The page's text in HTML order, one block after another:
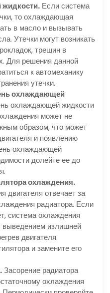
Если система
то охлаждающая
в масло и вызывать
Утечки могут возникать
трещин в
Для решения данной
к автомеханику
утечки.
охлаждающей
охлаждающей жидкости
может не
образом, что может
и появлению
охлаждающей
долейте ее до
охлаждения.
двигателя отвечает за
радиатора. Если
система охлаждения
выведением излишней
двигателя.
и замените его
Засорение радиатора
охлаждения